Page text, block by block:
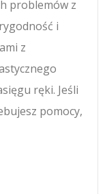
problemów z
i
z
ręki. Jeśli
pomocy,